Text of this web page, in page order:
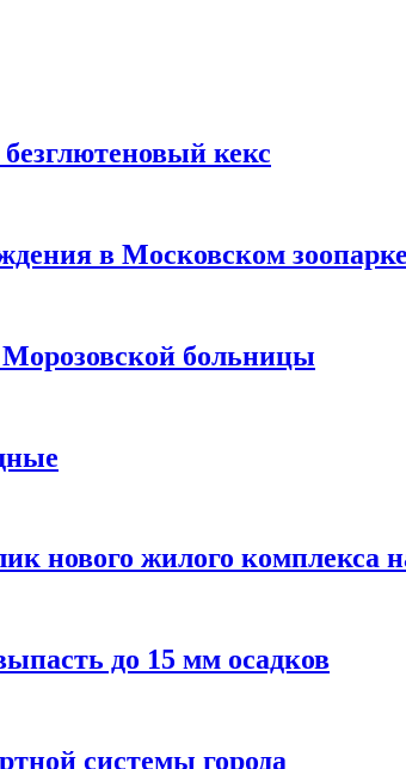
кекс
в Московском зоопарке
Морозовской больницы
нового жилого комплекса
до 15 мм осадков
системы города